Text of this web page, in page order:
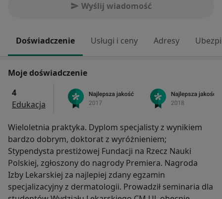
Wyślij wiadomość
Doświadczenie Usługi i ceny Adresy
Moje doświadczenie
4
Edukacja
Wieloletnia praktyka. Dyplom specjalisty z wynikiem
bardzo dobrym, doktorat z wyróżnieniem;
Stypendysta prestiżowej Fundacji na Rzecz Nauki
Polskiej, zgłoszony do nagrody Premiera. Nagroda
Izby Lekarskiej za najlepiej zdany egzamin
specjalizacyjny z dermatologii. Prowadził seminaria dla